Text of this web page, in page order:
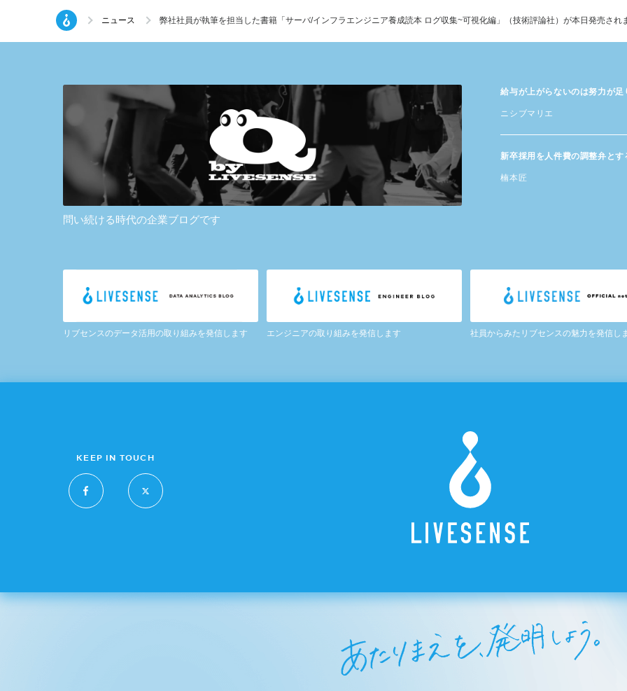
ニュース 弊社社員が執筆を担当した書籍「サーバ/インフラエンジニア養成読本 ログ収集~可視化編」（技術評論社）が本日発売され
問い続ける時代の企業ブログです
給与が​上がらないのは​努力が​
ニシブマリエ
新卒採用を​人件費の​調整弁と​
楠本匠
リブセンスのデータ活用の取り組みを発信します エンジニアの取り組みを発信します 社員からみたリブセンスの魅力を発信し
KEEP IN TOUCH